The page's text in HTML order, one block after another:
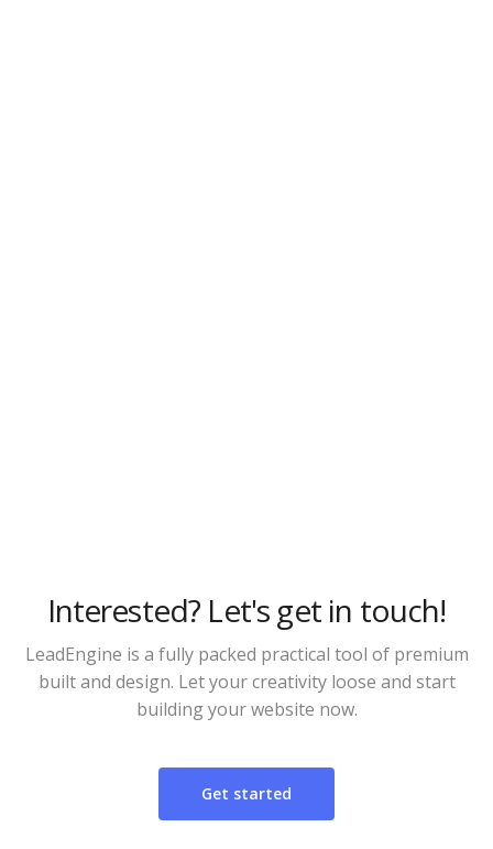
Interested? Let's get in touch!
LeadEngine is a fully packed practical tool of premium
built and design. Let your creativity loose and start
building your website now.
Get started